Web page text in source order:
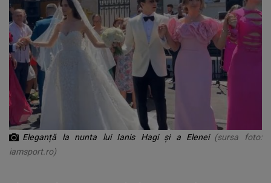
Eleganță la nunta lui Ianis Hagi și a Elenei (sursa foto:
iamsport.ro)